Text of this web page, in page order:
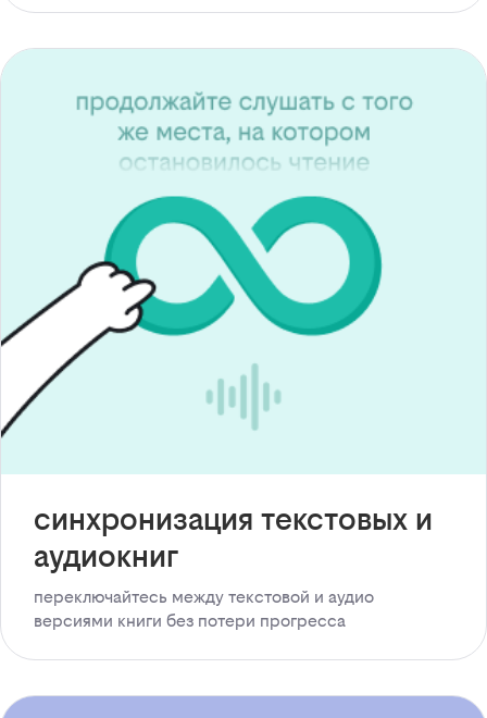
синхронизация текстовых и
аудиокниг
переключайтесь между текстовой и аудио
версиями книги без потери прогресса